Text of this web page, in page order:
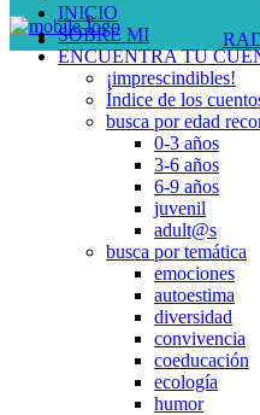
INICIO
SOBRE MI
ENCUENTRA TU
¡imprescindibles!
Índice de los
busca por edad
0-3 años
3-6 años
6-9 años
juvenil
adult@s
busca por temática
emociones
autoestima
diversidad
convivencia
coeducación
ecología
humor